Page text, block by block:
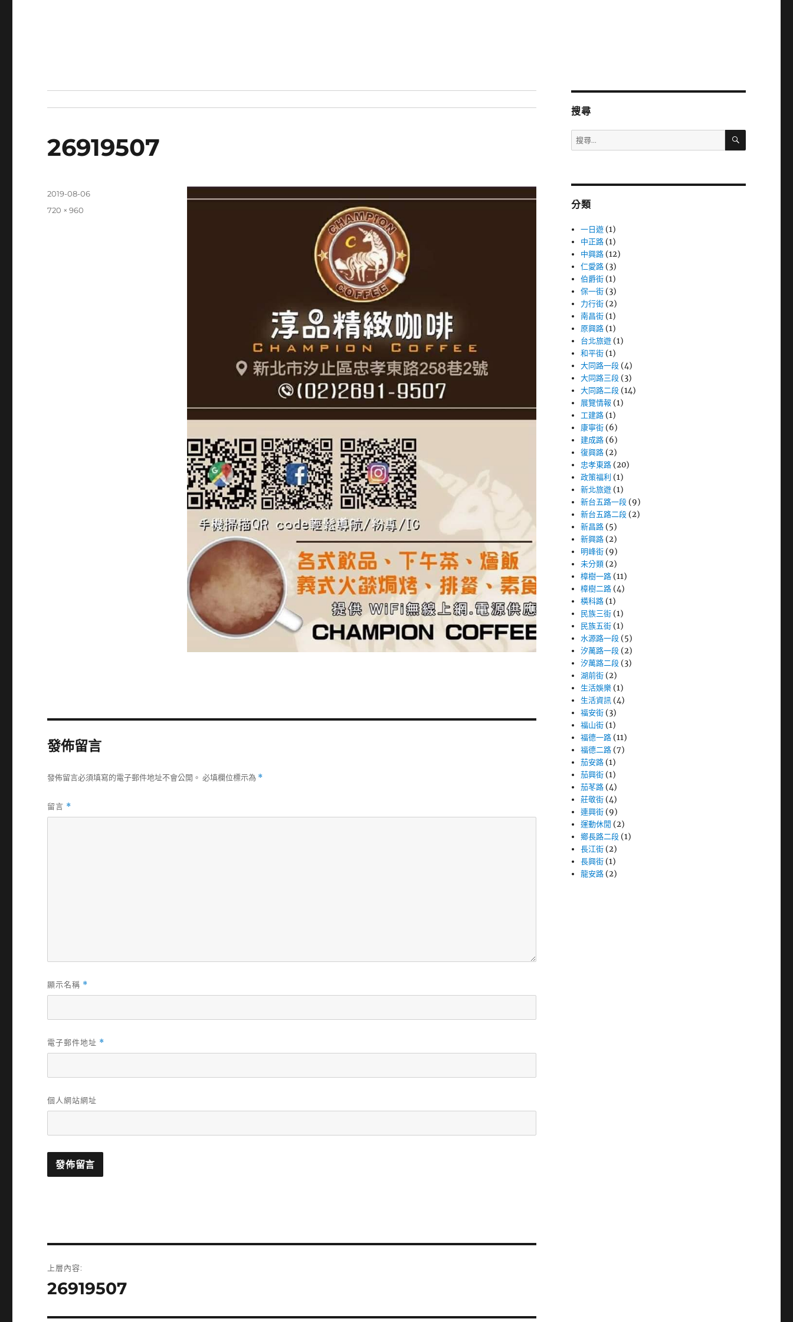
26919507
發
2019-08-06
完
720 × 960
發佈留言
發佈留言必須填寫的電子郵件地址不會公開。 必填欄位標示為 *
留言 *
顯示名稱 *
電子郵件地址 *
個人網站網址
章
上層內容:
26919507
搜尋
搜
尋
字:
搜
分類
一日遊 (1)
中正路 (1)
中興路 (12)
仁愛路 (3)
伯爵街 (1)
保一街 (3)
力行街 (2)
南昌街 (1)
原興路 (1)
台北旅遊 (1)
和平街 (1)
大同路一段 (4)
大同路三段 (3)
大同路二段 (14)
展覽情報 (1)
工建路 (1)
康寧街 (6)
建成路 (6)
復興路 (2)
忠孝東路 (20)
政策福利 (1)
新北旅遊 (1)
新台五路一段 (9)
新台五路二段 (2)
新昌路 (5)
新興路 (2)
明峰街 (9)
未分類 (2)
樟樹一路 (11)
樟樹二路 (4)
橫科路 (1)
民族三街 (1)
民族五街 (1)
水源路一段 (5)
汐萬路一段 (2)
汐萬路二段 (3)
湖前街 (2)
生活娛樂 (1)
生活資訊 (4)
福安街 (3)
福山街 (1)
福德一路 (11)
福德二路 (7)
茄安路 (1)
茄興街 (1)
茄苳路 (4)
莊敬街 (4)
連興街 (9)
運動休閒 (2)
鄉長路二段 (1)
長江街 (2)
長興街 (1)
龍安路 (2)